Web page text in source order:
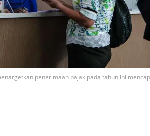
penerimaan pajak pada tahun ini